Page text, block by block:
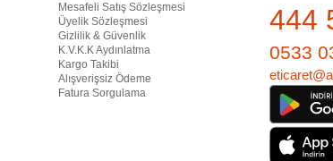
Mesafeli Satış Sözleşmesi
Üyelik Sözleşmesi
Gizlilik & Güvenlik
K.V.K.K Aydınlatma
Kargo Takibi
Alışverişsiz Ödeme
Fatura Sorgulama
444
0533